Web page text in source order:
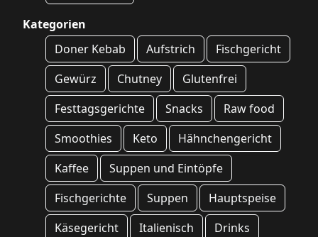
Kategorien
Doner Kebab
Aufstrich
Fischgericht
Gewürz
Chutney
Glutenfrei
Festtagsgerichte
Snacks
Raw food
Smoothies
Keto
Hähnchengericht
Kaffee
Suppen und Eintöpfe
Fischgerichte
Suppen
Hauptspeise
Käsegericht
Italienisch
Drinks